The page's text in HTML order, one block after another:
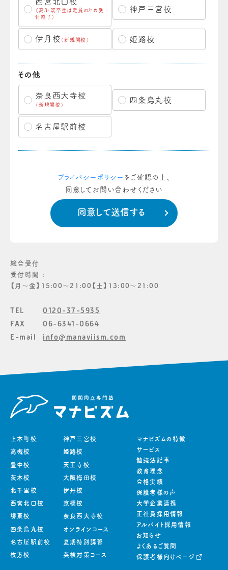
西宮北口校
（高3・既卒生は定員のため受
付終了）
神戸三宮校
伊丹校 （新規開校） 姫路校
その他
奈良西大寺校
（新規開校）
四条烏丸校
名古屋駅前校
プライバシーポリシー をご確認の上、
同意してお問い合わせください
総合受付
受付時間 :
【月〜金】15:00〜21:00【土】13:00〜21:00
TEL
0120-37-5935
FAX
06-6341-0664
E-mail
info@manaviism.com
上本町校
高槻校
豊中校
茨木校
北千里校
西宮北口校
堺東校
四条烏丸校
名古屋駅前校
枚方校
神戸三宮校
姫路校
天王寺校
大阪梅田校
伊丹校
京橋校
奈良西大寺校
オンラインコース
夏期特別講習
英検対策コース
マナビズムの特徴
サービス
勉強法記事
教育理念
合格実績
保護者様の声
大学企業連携
正社員採用情報
アルバイト採用情報
お知らせ
よくあるご質問
保護者様向けページ